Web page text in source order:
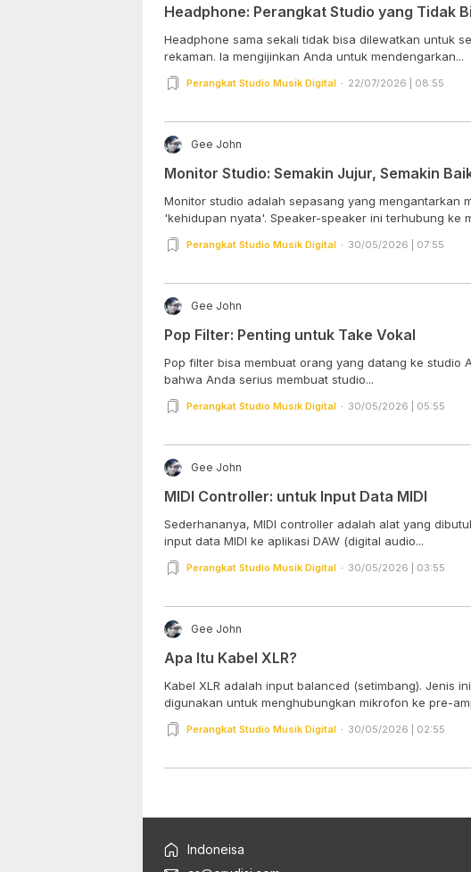
Headphone: Perangkat Studio yang Tidak
Headphone sama sekali tidak bisa dilewatkan untuk
rekaman. Ia mengijinkan Anda untuk mendengarkan...
Perangkat Studio Musik Digital 22/07/2026 | 08:55
Gee John
Monitor Studio: Semakin Jujur, Semakin
Monitor studio adalah sepasang yang mengantarkan
'kehidupan nyata'. Speaker-speaker ini terhubung ke
Perangkat Studio Musik Digital 30/05/2026 | 07:55
Gee John
Pop Filter: Penting untuk Take Vokal
Pop filter bisa membuat orang yang datang ke studio
bahwa Anda serius membuat studio...
Perangkat Studio Musik Digital 30/05/2026 | 05:55
Gee John
MIDI Controller: untuk Input Data MIDI
Sederhananya, MIDI controller adalah alat yang
input data MIDI ke aplikasi DAW (digital audio...
Perangkat Studio Musik Digital 30/05/2026 | 03:55
Gee John
Apa Itu Kabel XLR?
Kabel XLR adalah input balanced (setimbang). Jenis
digunakan untuk menghubungkan mikrofon ke pre-
Perangkat Studio Musik Digital 30/05/2026 | 02:55
Indoneisa